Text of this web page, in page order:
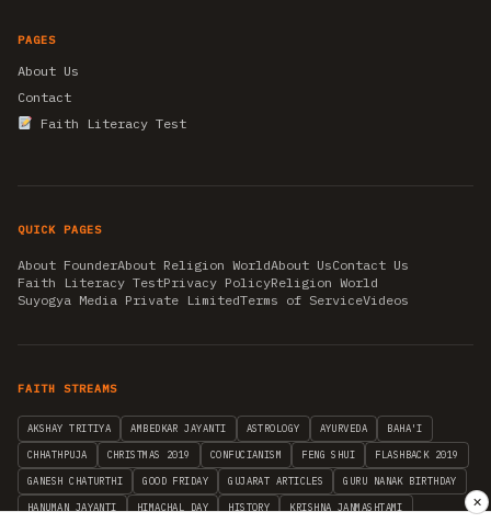
PAGES
About Us
Contact
Faith Literacy Test
QUICK PAGES
About FounderAbout Religion WorldAbout UsContact Us
Faith Literacy TestPrivacy PolicyReligion World
Suyogya Media Private LimitedTerms of ServiceVideos
FAITH STREAMS
AKSHAY TRITIYA AMBEDKAR JAYANTI ASTROLOGY AYURVEDA BAHA'I
CHHATHPUJA CHRISTMAS 2019 CONFUCIANISM FENG SHUI FLASHBACK 2019
GANESH CHATURTHI GOOD FRIDAY GUJARAT ARTICLES GURU NANAK BIRTHDAY
HANUMAN JAYANTI HIMACHAL DAY HISTORY KRISHNA JANMASHTAMI ✕